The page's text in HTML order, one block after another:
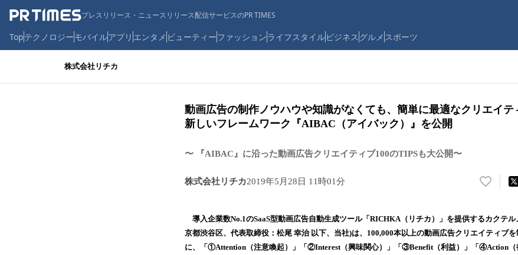
プレスリリース・ニュースリリース配信サービスのPR TIMES
Topテクノロジーモバイルアプリ エンタメ ビューティーファッションライフスタイルビジネス グルメ スポーツ
株式会社リチカ
動画広告の制作ノウハウや知識がなくても、簡単に最適なクリエイテ
新しいフレームワーク『AIBAC（アイバック）』を公開
〜 『AIBAC』に沿った動画広告クリエイティブ100のTIPSも大公開〜
株式会社リチカ2019年5月28日 11時01分
い
！
数
を
導入企業数No.1のSaaS型動画広告自動生成ツール「RICHKA（リチカ）」を提供するカクテ
京都渋谷区、代表取締役：松尾 幸治 以下、当社)は、100,000本以上の動画広告クリエイティブ
に、「①Attention（注意喚起）」「②Interest（興味関心）」「③Benefit（利益）」「④Action（